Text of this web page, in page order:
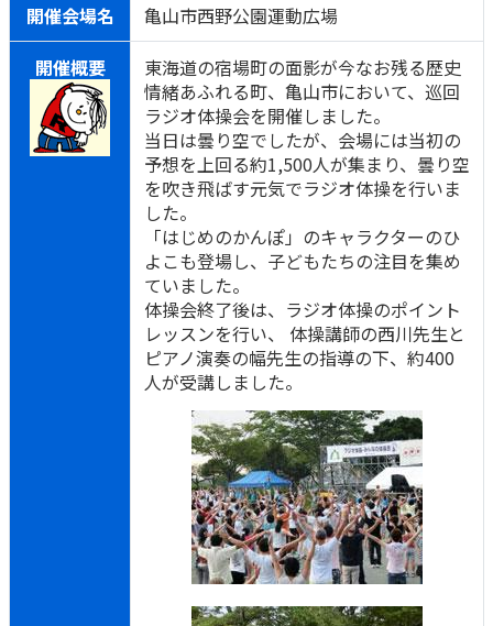
開催会場名
亀山市西野公園運動広場
開催概要
東海道の宿場町の面影が今なお残る歴史
情緒あふれる町、亀山市において、巡回
ラジオ体操会を開催しました。
当日は曇り空でしたが、会場には当初の
予想を上回る約1,500人が集まり、曇り空
を吹き飛ばす元気でラジオ体操を行いま
した。
「はじめのかんぽ」のキャラクターのひ
よこも登場し、子どもたちの注目を集め
ていました。
体操会終了後は、ラジオ体操のポイント
レッスンを行い、 体操講師の西川先生と
ピアノ演奏の幅先生の指導の下、約400
人が受講しました。